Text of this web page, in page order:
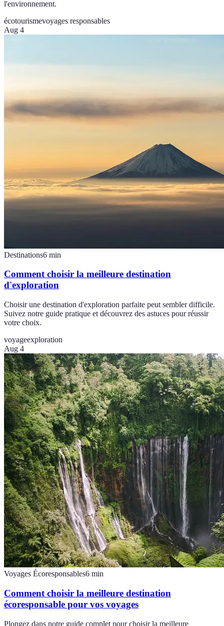
l'environnement.
écotourismevoyages responsables
Aug 4
Destinations6 min
Comment choisir la meilleure destination
d'exploration
Choisir une destination d'exploration parfaite peut sembler difficile.
Suivez notre guide pratique et découvrez des astuces pour réussir
votre choix.
voyageexploration
Aug 4
Voyages Écoresponsables6 min
Comment choisir la meilleure destination
écoresponsable pour vos voyages
Plongez dans notre guide complet pour choisir la meilleure